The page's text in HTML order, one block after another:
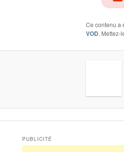
Ce contenu a
VOD. Mettez-
PUBLICITÉ